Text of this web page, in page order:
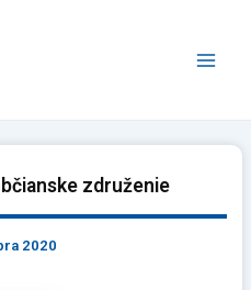
združenie
2020